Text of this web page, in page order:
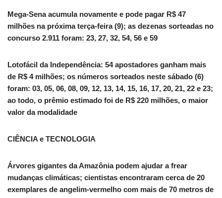
Mega-Sena acumula novamente e pode pagar R$ 47
milhões na próxima terça-feira (9); as dezenas sorteadas no
concurso 2.911 foram: 23, 27, 32, 54, 56 e 59
Lotofácil da Independência: 54 apostadores ganham mais
de R$ 4 milhões; os números sorteados neste sábado (6)
foram: 03, 05, 06, 08, 09, 12, 13, 14, 15, 16, 17, 20, 21, 22 e 23;
ao todo, o prêmio estimado foi de R$ 220 milhões, o maior
valor da modalidade
CIÊNCIA e TECNOLOGIA
Árvores gigantes da Amazônia podem ajudar a frear
mudanças climáticas; cientistas encontraram cerca de 20
exemplares de angelim-vermelho com mais de 70 metros de